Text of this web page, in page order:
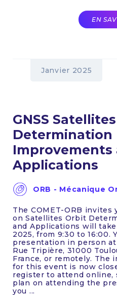
EN
Janvier 2025
GNSS
Determination
Improvements
Applications
ORB - Mécanique
The COMET-ORB invites
on Satellites Orbit
and Applications will take
2025, from 9:30 to 16:00.
presentation in person
Rue Tripière, 31000
France, or remotely. The
for this event is now
register to attend online,
plan on attending the
you ...